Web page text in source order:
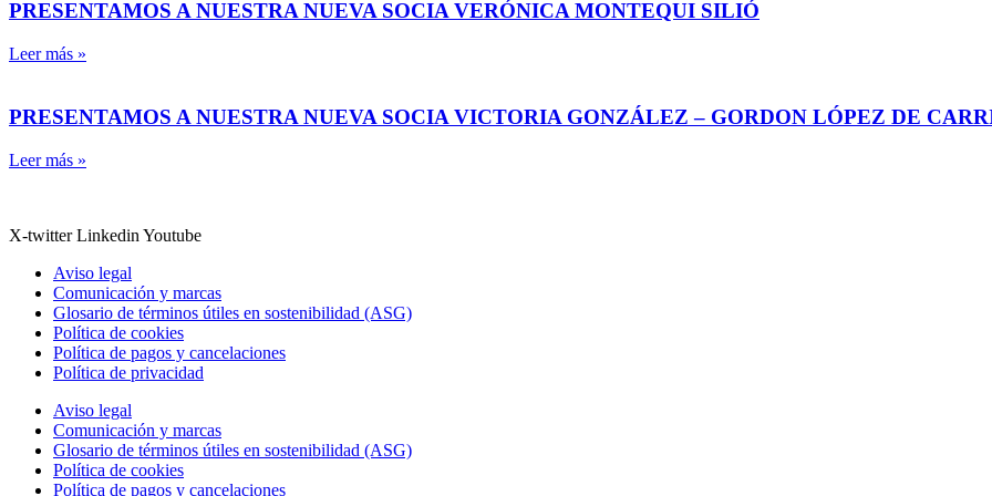
PRESENTAMOS A NUESTRA NUEVA SOCIA VERÓNICA MONTEQUI SILIÓ
Leer más »
PRESENTAMOS A NUESTRA NUEVA SOCIA VICTORIA GONZÁLEZ – GORDON LÓPEZ DE
Leer más »
X-twitter Linkedin Youtube
Aviso legal
Comunicación y marcas
Glosario de términos útiles en sostenibilidad (ASG)
Política de cookies
Política de pagos y cancelaciones
Política de privacidad
Aviso legal
Comunicación y marcas
Glosario de términos útiles en sostenibilidad (ASG)
Política de cookies
Política de pagos y cancelaciones